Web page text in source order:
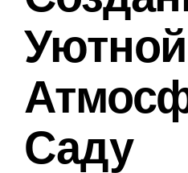
Уютной
Саду